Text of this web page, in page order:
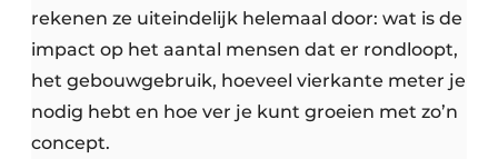
rekenen ze uiteindelijk helemaal door: wat is de
impact op het aantal mensen dat er rondloopt,
het gebouwgebruik, hoeveel vierkante meter je
nodig hebt en hoe ver je kunt groeien met zo’n
concept.